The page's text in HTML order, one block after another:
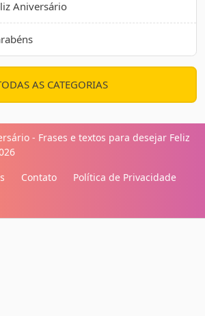
Aniversário
AS CATEGORIAS
- Frases e textos para desejar Feliz
Contato
Política de Privacidade